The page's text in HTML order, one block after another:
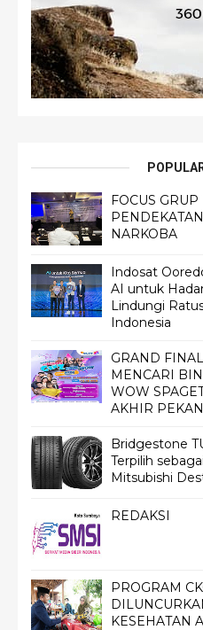
FOCUS GRUP
NARKOBA
Indosat
AI untuk
Lindungi
Indonesia
GRAND
MENCARI
WOW
AKHIR
Bridgestone
Terpilih
Mitsubishi
REDAKSI
PROGRAM
KESEHATAN